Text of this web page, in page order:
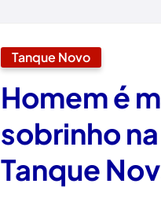
Tanque Novo
Homem é
sobrinho
Tanque